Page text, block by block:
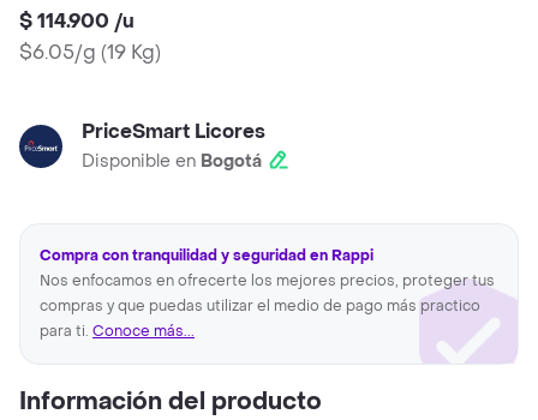
$ 114.900 /u
$6.05/g (19 Kg)
PriceSmart Licores
Disponible en Bogotá
Compra con tranquilidad y seguridad en Rappi
Nos enfocamos en ofrecerte los mejores precios, proteger tus
compras y que puedas utilizar el medio de pago más practico
para ti. Conoce más...
Información del producto